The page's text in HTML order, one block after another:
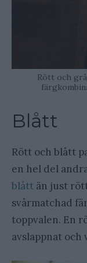
Rött och
Blått
Rött och blått
en hel del
blått än just
svårmatchad
toppvalen. En
avslappnat och